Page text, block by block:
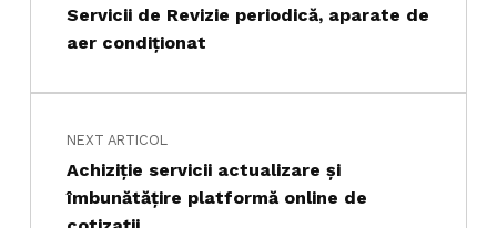
Servicii de Revizie periodică, aparate de
aer condiționat
NEXT ARTICOL
Achiziţie servicii actualizare şi
îmbunătăţire platformă online de